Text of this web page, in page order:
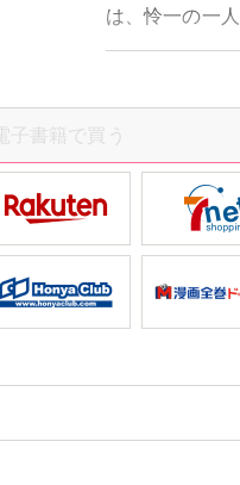
は、怜一の一
だが兼二は大
ついに怜一と
電子書籍で買う